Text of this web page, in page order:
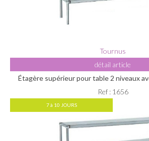
Tournus
détail article
Étagère supérieur pour table 2 niveaux
Ref : 1656
7 à 10 JOURS